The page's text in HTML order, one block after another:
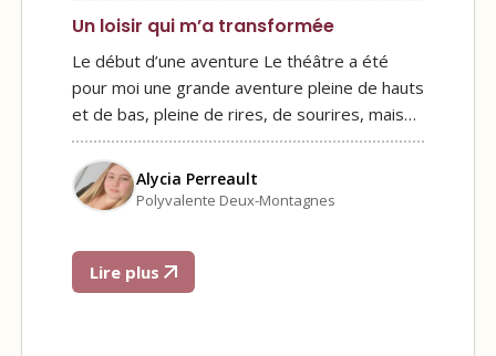
Un loisir qui m’a transformée
Le début d’une aventure Le théâtre a été
pour moi une grande aventure pleine de hauts
et de bas, pleine de rires, de sourires, mais…
Alycia Perreault
Polyvalente Deux-Montagnes
Lire plus